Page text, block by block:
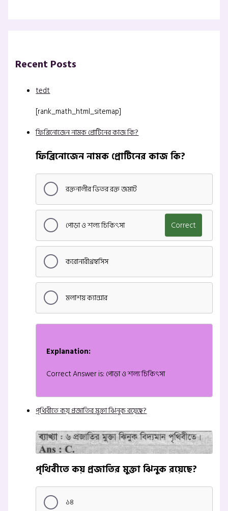
Recent Posts
tedt
[rank_math_html_sitemap]
ফিব্রিনোজেন নামক প্রোটিনের কাজ কি?
ফিব্রিনোজেন নামক প্রোটিনের কাজ কি?
রক্তনালীর ভিতর রক্ত জমাট
পোড়া ও শল্য চিকিৎসা Correct
করোনারীথ্রম্বসিস
মলাশয় ক্যান্সার
Explanation:
Correct Answer is: পোড়া ও শল্য চিকিৎসা
পৃথিবীতে কয় প্রজাতির মুক্তা ঝিনুক রয়েছে?
পৃথিবীতে কয় প্রজাতির মুক্তা ঝিনুক রয়েছে?
১৪